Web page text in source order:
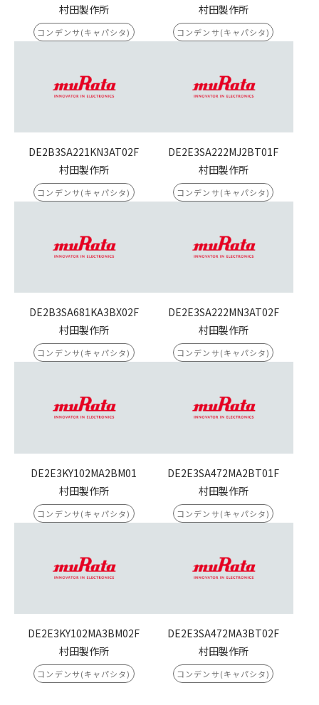
村田製作所
コンデンサ(キャパシタ)
村田製作所
コンデンサ(キャパシタ)
DE2B3SA221KN3AT02F
村田製作所
コンデンサ(キャパシタ)
DE2E3SA222MJ2BT01F
村田製作所
コンデンサ(キャパシタ)
DE2B3SA681KA3BX02F
村田製作所
コンデンサ(キャパシタ)
DE2E3SA222MN3AT02F
村田製作所
コンデンサ(キャパシタ)
DE2E3KY102MA2BM01
村田製作所
コンデンサ(キャパシタ)
DE2E3SA472MA2BT01F
村田製作所
コンデンサ(キャパシタ)
DE2E3KY102MA3BM02F
村田製作所
コンデンサ(キャパシタ)
DE2E3SA472MA3BT02F
村田製作所
コンデンサ(キャパシタ)